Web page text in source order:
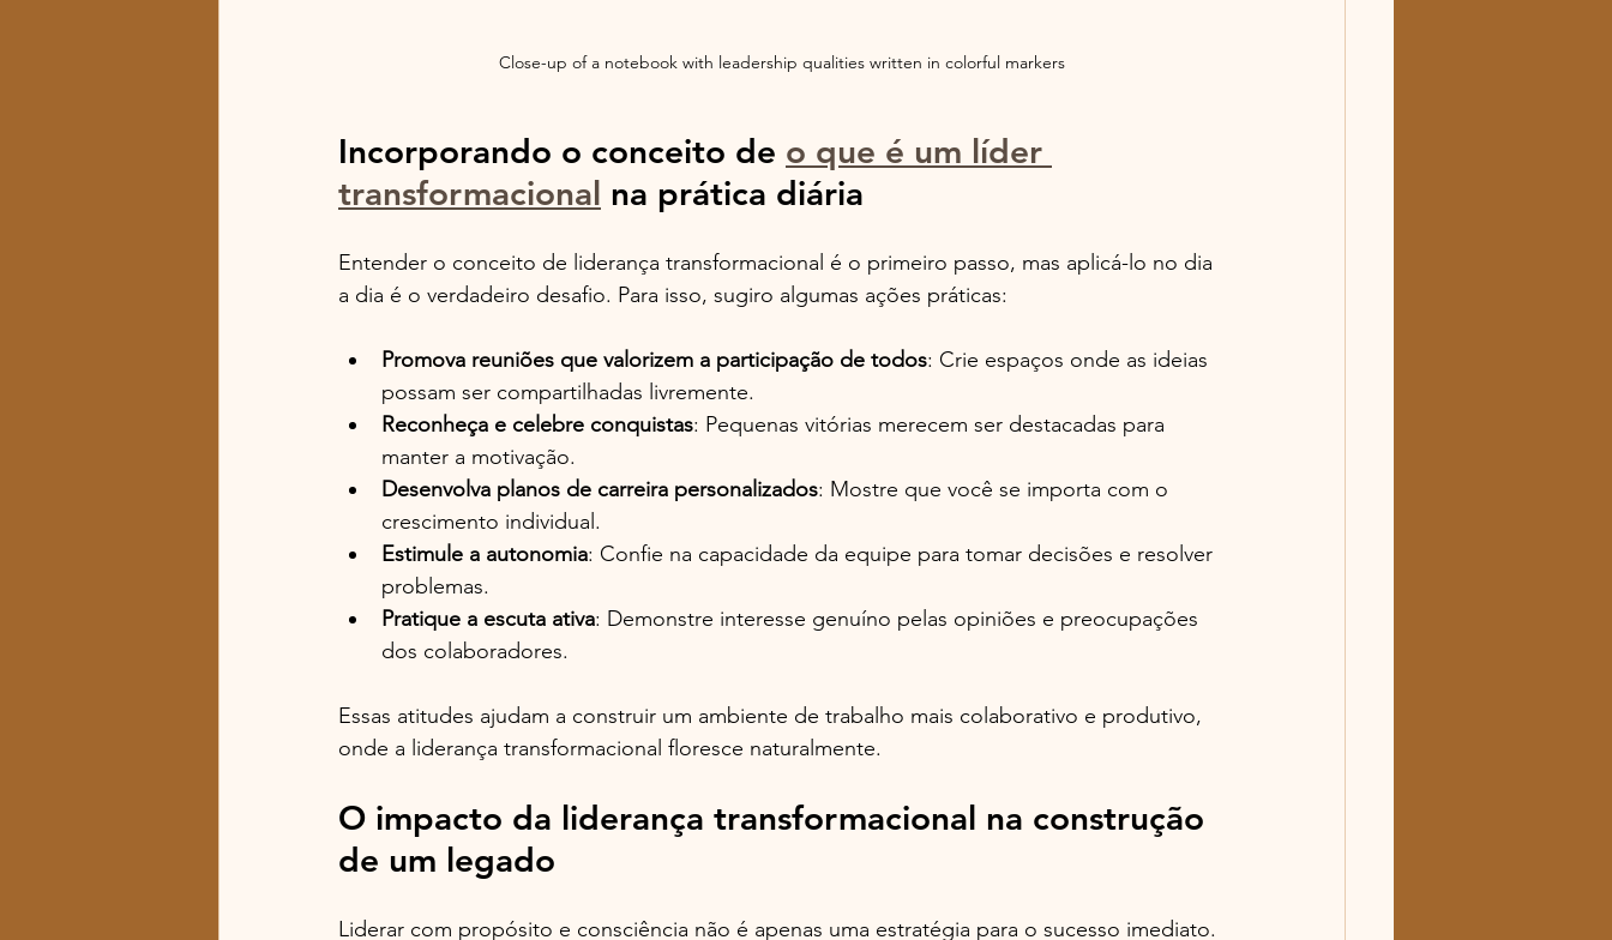
Close-up of a notebook with leadership qualities written in colorful markers
Incorporando o conceito de o que é um líder
transformacional na prática diária
Entender o conceito de liderança transformacional é o primeiro passo, mas aplicá-lo no dia
a dia é o verdadeiro desafio. Para isso, sugiro algumas ações práticas:
Promova reuniões que valorizem a participação de todos: Crie espaços onde as ideias
possam ser compartilhadas livremente.
Reconheça e celebre conquistas: Pequenas vitórias merecem ser destacadas para
manter a motivação.
Desenvolva planos de carreira personalizados: Mostre que você se importa com o
crescimento individual.
Estimule a autonomia: Confie na capacidade da equipe para tomar decisões e resolver
problemas.
Pratique a escuta ativa: Demonstre interesse genuíno pelas opiniões e preocupações
dos colaboradores.
Essas atitudes ajudam a construir um ambiente de trabalho mais colaborativo e produtivo,
onde a liderança transformacional floresce naturalmente.
O impacto da liderança transformacional na construção
de um legado
Liderar com propósito e consciência não é apenas uma estratégia para o sucesso imediato.